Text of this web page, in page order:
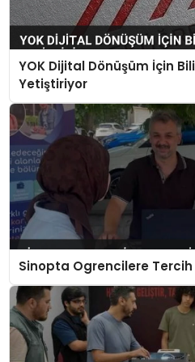
YOK Dijital Dönüşüm İçin
Yetiştiriyor
Sinopta Ogrencilere